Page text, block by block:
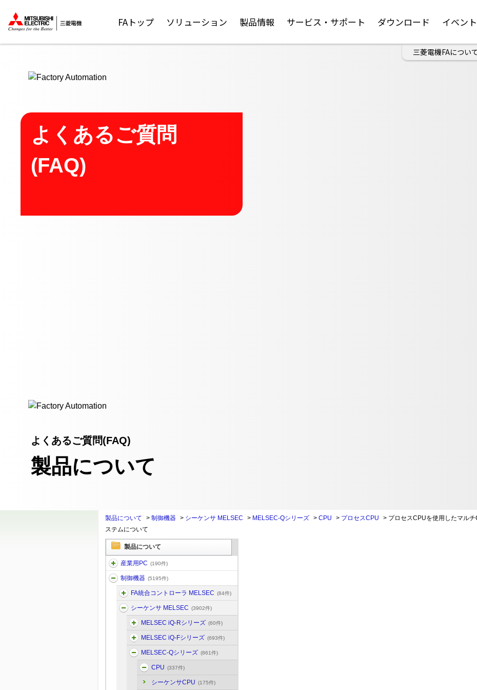
FAトップ ソリューション 製品情報 サービス・サポート ダウンロード イベン
三菱電機FAについて
よくあるご質問
(FAQ)
よくあるご質問(FAQ)
製品について
製品について > 制御機器 > シーケンサ MELSEC > MELSEC-Qシリーズ > CPU > プロセスCPU > プロセスCPUを使用したマルチ
ステムについて
製品について
産業用PC (190件)
制御機器 (5195件)
FA統合コントローラ MELSEC (84件)
シーケンサ MELSEC (3902件)
MELSEC iQ-Rシリーズ (60件)
MELSEC iQ-Fシリーズ (693件)
MELSEC-Qシリーズ (861件)
CPU (337件)
シーケンサCPU (175件)